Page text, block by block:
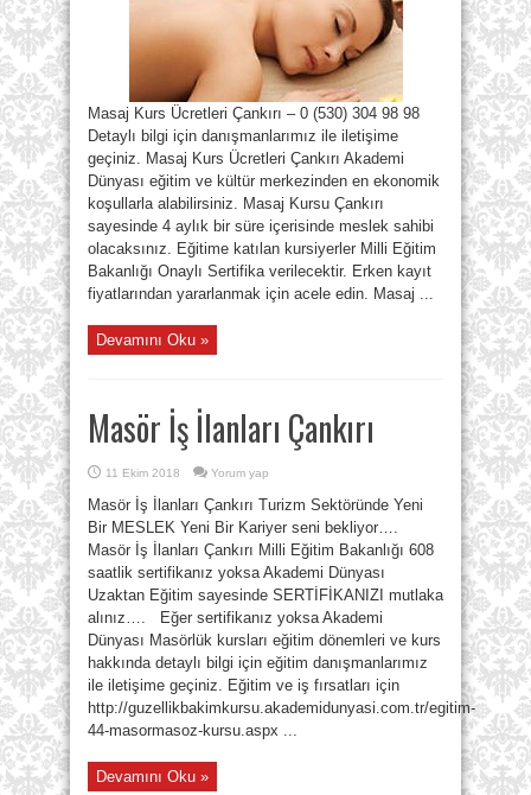
Masaj Kurs Ücretleri Çankırı – 0 (530) 304 98 98
Detaylı bilgi için danışmanlarımız ile iletişime
geçiniz. Masaj Kurs Ücretleri Çankırı Akademi
Dünyası eğitim ve kültür merkezinden en ekonomik
koşullarla alabilirsiniz. Masaj Kursu Çankırı
sayesinde 4 aylık bir süre içerisinde meslek sahibi
olacaksınız. Eğitime katılan kursiyerler Milli Eğitim
Bakanlığı Onaylı Sertifika verilecektir. Erken kayıt
fiyatlarından yararlanmak için acele edin. Masaj ...
Devamını Oku »
Masör İş İlanları Çankırı
11 Ekim 2018 Yorum yap
Masör İş İlanları Çankırı Turizm Sektöründe Yeni
Bir MESLEK Yeni Bir Kariyer seni bekliyor….
Masör İş İlanları Çankırı Milli Eğitim Bakanlığı 608
saatlik sertifikanız yoksa Akademi Dünyası
Uzaktan Eğitim sayesinde SERTİFİKANIZI mutlaka
alınız…. Eğer sertifikanız yoksa Akademi
Dünyası Masörlük kursları eğitim dönemleri ve kurs
hakkında detaylı bilgi için eğitim danışmanlarımız
ile iletişime geçiniz. Eğitim ve iş fırsatları için
http://guzellikbakimkursu.akademidunyasi.com.tr/egitim-
44-masormasoz-kursu.aspx ...
Devamını Oku »